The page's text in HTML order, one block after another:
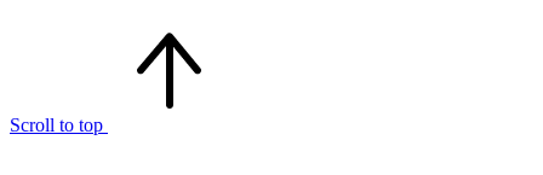
Scroll to top